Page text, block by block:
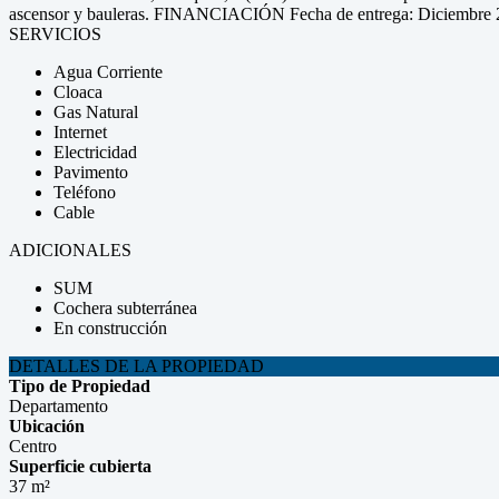
ascensor y bauleras. FINANCIACIÓN Fecha de entrega: Diciembre
SERVICIOS
Agua Corriente
Cloaca
Gas Natural
Internet
Electricidad
Pavimento
Teléfono
Cable
ADICIONALES
SUM
Cochera subterránea
En construcción
DETALLES DE LA PROPIEDAD
Tipo de Propiedad
Departamento
Ubicación
Centro
Superficie cubierta
37 m²